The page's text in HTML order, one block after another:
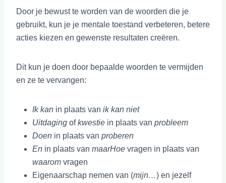
Door je bewust te worden van de woorden die je
gebruikt, kun je je mentale toestand verbeteren, betere
acties kiezen en gewenste resultaten creëren.
Dit kun je doen door bepaalde woorden te vermijden
en ze te vervangen:
Ik kan in plaats van ik kan niet
Uitdaging ofkwestie in plaats van probleem
Doen in plaats van proberen
En in plaats van maarHoe vragen in plaats van
waarom vragen
Eigenaarschap nemen van (mijn…) en jezelf